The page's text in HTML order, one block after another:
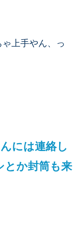
上手やん、っ
には連絡し
とか封筒も来